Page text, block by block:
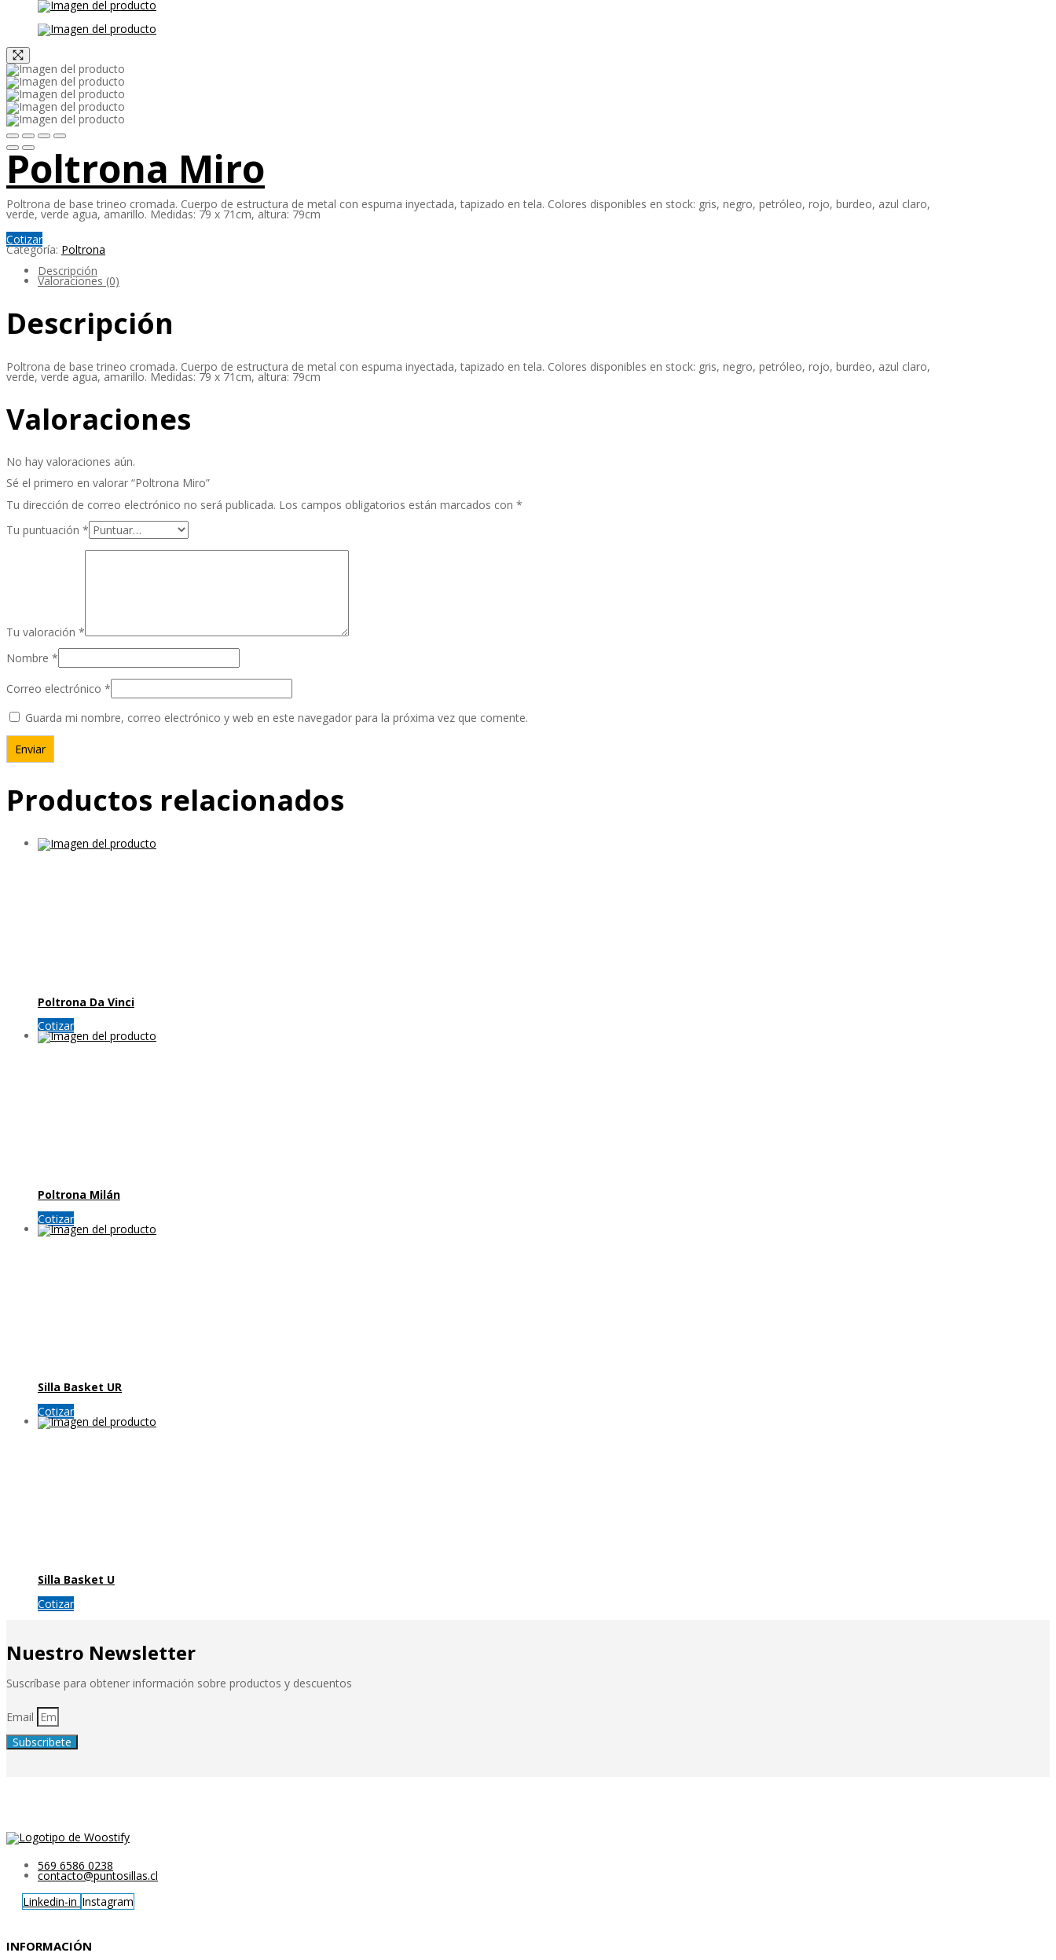
Poltrona Miro
Poltrona de base trineo cromada. Cuerpo de estructura de metal con espuma inyectada, tapizado en tela. Colores disponibles en stock: gris, negro, petróleo, rojo, burdeo, azul claro,
verde, verde agua, amarillo. Medidas: 79 x 71cm, altura: 79cm
Cotizar
Categoría: Poltrona
Descripción
Valoraciones (0)
Descripción
Poltrona de base trineo cromada. Cuerpo de estructura de metal con espuma inyectada, tapizado en tela. Colores disponibles en stock: gris, negro, petróleo, rojo, burdeo, azul claro,
verde, verde agua, amarillo. Medidas: 79 x 71cm, altura: 79cm
Valoraciones
No hay valoraciones aún.
Sé el primero en valorar “Poltrona Miro”
Tu dirección de correo electrónico no será publicada. Los campos obligatorios están marcados con *
Tu puntuación *
Tu valoración *
Nombre *
Correo electrónico *
Guarda mi nombre, correo electrónico y web en este navegador para la próxima vez que comente.
Productos relacionados
Poltrona Da Vinci
Cotizar
Poltrona Milán
Cotizar
Silla Basket UR
Cotizar
Silla Basket U
Cotizar
Nuestro Newsletter
Suscríbase para obtener información sobre productos y descuentos
Email
Subscribete
569 6586 0238
contacto@puntosillas.cl
Linkedin-in Instagram
INFORMACIÓN